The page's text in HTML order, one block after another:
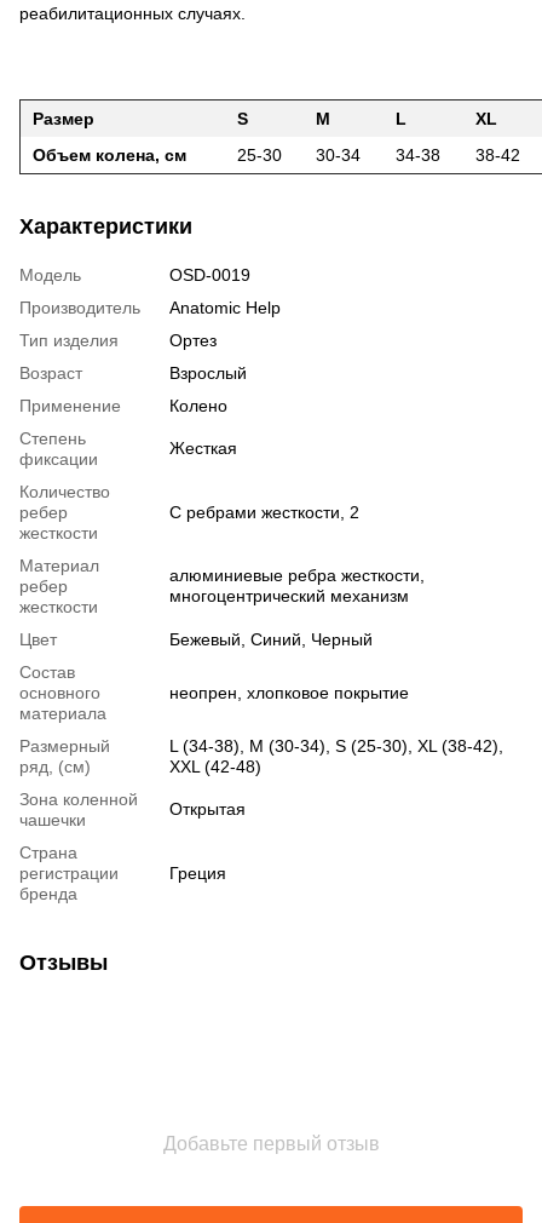
реабилитационных случаях.
Размер S M L
XL
Объем колена, см
25-30 30-34 34-38 38-42
Характеристики
Модель
OSD-0019
Производитель
Anatomic Help
Тип изделия
Ортез
Возраст
Взрослый
Применение
Колено
Степень
фиксации
Жесткая
Количество
ребер
жесткости
С ребрами жесткости, 2
Материал
ребер
жесткости
алюминиевые ребра жесткости,
многоцентрический механизм
Цвет
Бежевый, Синий, Черный
Состав
основного
материала
неопрен, хлопковое покрытие
Размерный
ряд, (см)
L (34-38), M (30-34), S (25-30), XL (38-42),
XXL (42-48)
Зона коленной
чашечки
Открытая
Страна
регистрации
бренда
Греция
Отзывы
Добавьте первый отзыв